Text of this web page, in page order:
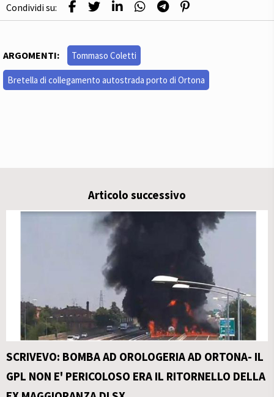
Condividi su:
ARGOMENTI: Tommaso Coletti
Bretella di collegamento autostrada porto di Ortona
Articolo successivo
SCRIVEVO: BOMBA AD OROLOGERIA AD ORTONA- IL
GPL NON E' PERICOLOSO ERA IL RITORNELLO DELLA